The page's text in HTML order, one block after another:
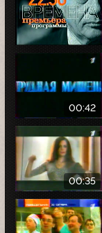
00:42
00:35